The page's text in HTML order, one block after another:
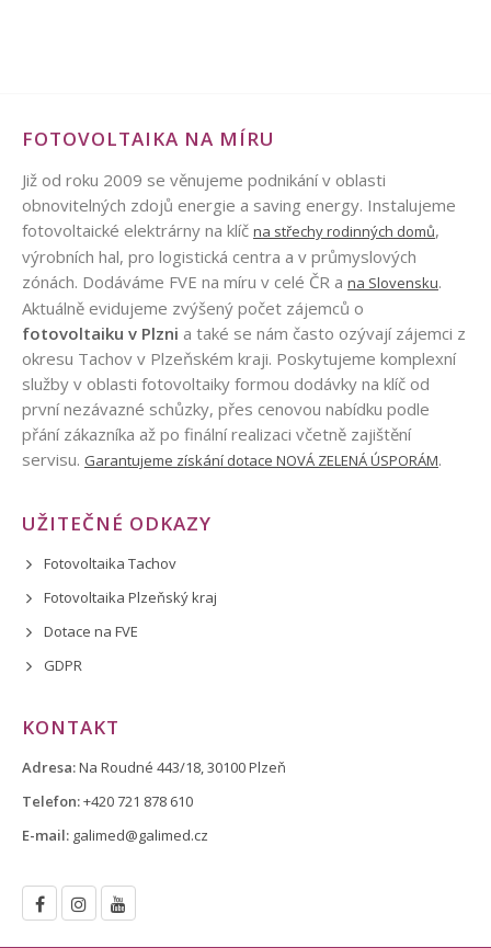
FOTOVOLTAIKA NA MÍRU
Již od roku 2009 se věnujeme podnikání v oblasti
obnovitelných zdojů energie a saving energy. Instalujeme
fotovoltaické elektrárny na klíč na střechy rodinných domů,
výrobních hal, pro logistická centra a v průmyslových
zónách. Dodáváme FVE na míru v celé ČR a na Slovensku.
Aktuálně evidujeme zvýšený počet zájemců o
fotovoltaiku v Plzni a také se nám často ozývají zájemci z
okresu Tachov v Plzeňském kraji. Poskytujeme komplexní
služby v oblasti fotovoltaiky formou dodávky na klíč od
první nezávazné schůzky, přes cenovou nabídku podle
přání zákazníka až po finální realizaci včetně zajištění
servisu. Garantujeme získání dotace NOVÁ ZELENÁ ÚSPORÁM.
UŽITEČNÉ ODKAZY
Fotovoltaika Tachov
Fotovoltaika Plzeňský kraj
Dotace na FVE
GDPR
KONTAKT
Adresa:Na Roudné 443/18, 30100 Plzeň
Telefon:+420 721 878 610
E-mail: galimed@galimed.cz